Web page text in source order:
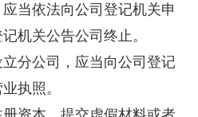
当依法向公司登记机关申
机关公告公司终止。
分公司，应当向公司登记
执照。